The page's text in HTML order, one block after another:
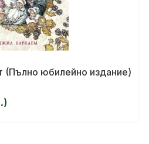
(Пълно юбилейно издание)